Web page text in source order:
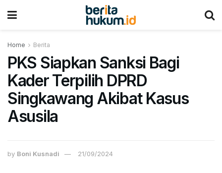
Home Berita
PKS Siapkan Sanksi Bagi
Kader Terpilih DPRD
Singkawang Akibat Kasus
Asusila
by Boni Kusnadi 21/09/2024